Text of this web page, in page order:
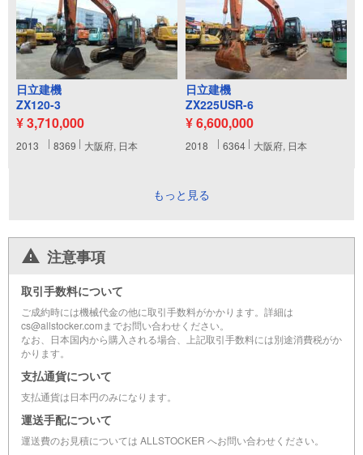
日立建機
ZX120-3
¥ 3,710,000
2013 8369 大阪府, 日本
日立建機
ZX225USR-6
¥ 6,600,000
2018 6364 大阪府, 日本
もっと見る
注意事項
取引手数料について
ご成約時には機械代金の他に取引手数料がかかります。詳細は
cs@allstocker.comまでお問い合わせください。
なお、日本国内から購入される場合、上記取引手数料には別途消費税がか
かります。
支払通貨について
支払通貨は日本円のみになります。
運送手配について
運送費のお見積については ALLSTOCKER へお問い合わせください。